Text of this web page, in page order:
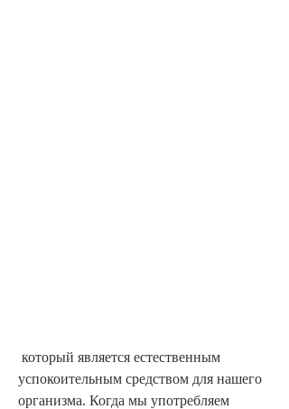
успокоительным средством для нашего
организма. Когда мы употребляем